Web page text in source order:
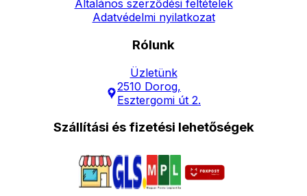
Általános szerződési feltételek
Adatvédelmi nyilatkozat
Rólunk
Üzletünk
2510 Dorog,
Esztergomi út 2.
Szállítási és fizetési lehetőségek